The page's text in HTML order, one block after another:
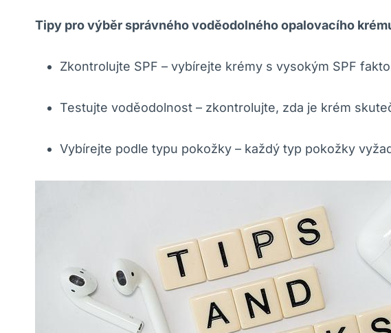
Tipy pro výběr správného voděodolného opalovacího
Zkontrolujte SPF – vybírejte krémy s vysokým SPF
Testujte voděodolnost – zkontrolujte, zda je krém
Vybírejte podle typu pokožky – každý typ pokožky